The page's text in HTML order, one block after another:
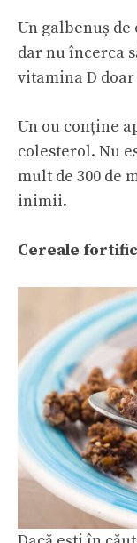
Un galbenuș
dar nu încerca
vitamina D
Un ou conține
colesterol. Nu
mult de 300 de
inimii.
Cereale